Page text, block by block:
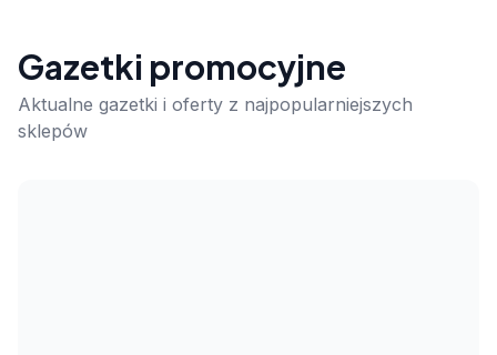
Gazetki promocyjne
Aktualne gazetki i oferty z najpopularniejszych
sklepów